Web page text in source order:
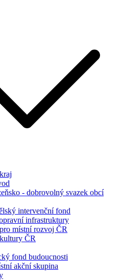
- dobrovolný svazek obcí
intervenční fond
infrastruktury
místní rozvoj ČR
ČR
fond budoucnosti
akční skupina